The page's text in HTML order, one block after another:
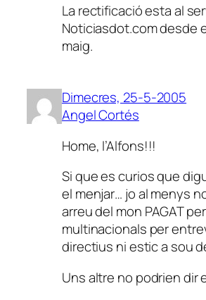
La rectificació esta al
Noticiasdot.com desde
maig.
Dimecres, 25-5-2005
Angel Cortés
Home, l’Alfons!!!
Si que es curios que
el menjar… jo al menys
arreu del mon PAGAT
multinacionals per
directius ni estic a sou
Uns altre no podrien dir